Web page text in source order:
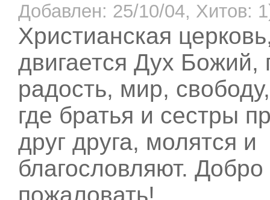
Добавлен: 25/10/04, Хитов:
Христианская
двигается Дух Божий,
радость, мир,
где братья и сестры
друг друга, молятся и
благословляют. Добро